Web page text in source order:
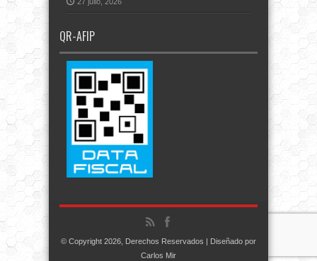
QR-AFIP
© Copyright 2026, Derechos Reservados | Diseñado por
Carlos Mir